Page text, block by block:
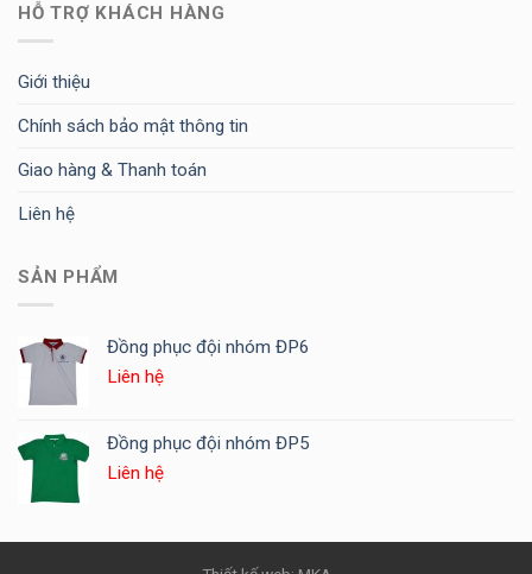
HỖ TRỢ KHÁCH HÀNG
Giới thiệu
Chính sách bảo mật thông tin
Giao hàng & Thanh toán
Liên hệ
SẢN PHẨM
Đồng phục đội nhóm ĐP6
Liên hệ
Đồng phục đội nhóm ĐP5
Liên hệ